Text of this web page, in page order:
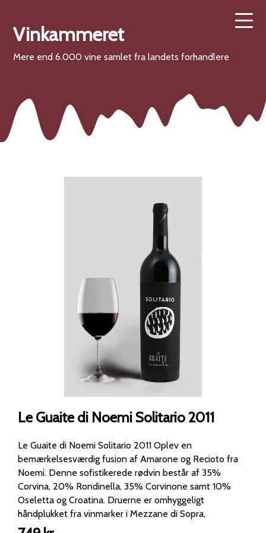
Vinkammeret
Mere end 6.000 vine samlet fra landets forhandlere
Le Guaite di Noemi Solitario 2011
Le Guaite di Noemi Solitario 2011 Oplev en
bemærkelsesværdig fusion af Amarone og Recioto fra
Noemi. Denne sofistikerede rødvin består af 35%
Corvina, 20% Rondinella, 35% Corvinone samt 10%
Oseletta og Croatina. Druerne er omhyggeligt
håndplukket fra vinmarker i Mezzane di Sopra,
Valpolicella, og gennemgår en tørringsproces på 3½